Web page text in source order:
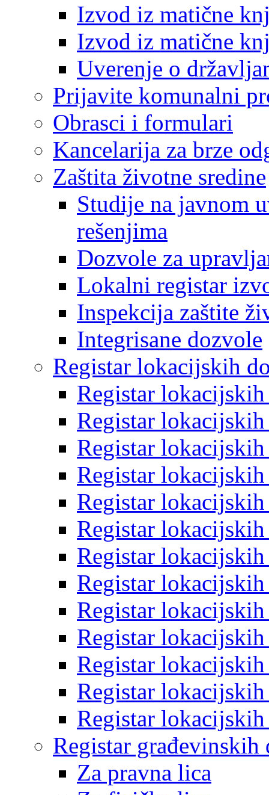
Izvod iz matične
Izvod iz matične
Uverenje o
Prijavite komunalni
Obrasci i formulari
Kancelarija za brze
Zaštita životne sredine
Studije na javnom
rešenjima
Dozvole za
Lokalni registar
Inspekcija zaštite
Integrisane dozvole
Registar lokacijskih
Registar
Registar
Registar
Registar
Registar
Registar
Registar
Registar
Registar
Registar
Registar
Registar
Registar
Registar građevinskih
Za pravna lica